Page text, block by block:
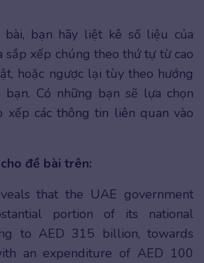
bài, bạn hãy liệt kê số liệu của
sắp xếp chúng theo thứ tự từ cao
hoặc ngược lại tùy theo hướng
bạn. Có những bạn sẽ lựa chọn
xếp các thông tin liên quan vào
đề bài trên:
that the UAE government
portion of its national
to AED 315 billion, towards
an expenditure of AED 100